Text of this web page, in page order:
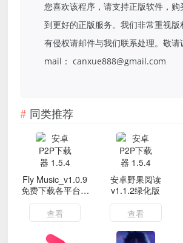
您喜欢该程序，请支持正版软件，购
到更好的正版服务。我们非常重视版
有侵权请邮件与我们联系处理。敬请
mail： canxue888@gmail.com
同类推荐
Fly Music_v1.0.9
免费下载各平台音
乐
查看
安卓野果阅读
v1.1.2绿化版
查看